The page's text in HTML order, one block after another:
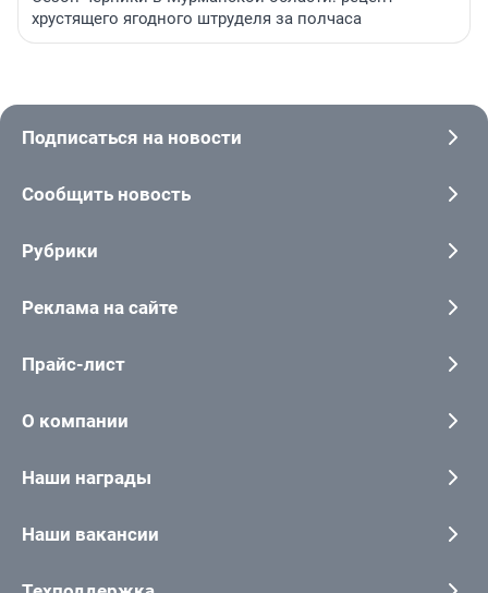
хрустящего ягодного штруделя за полчаса
Подписаться на новости
Сообщить новость
Рубрики
Реклама на сайте
Прайс-лист
О компании
Наши награды
Наши вакансии